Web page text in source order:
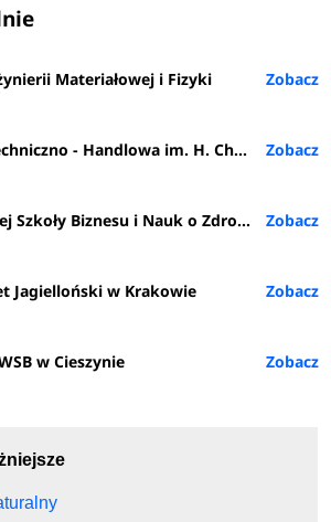
Materiałowej i Fizyki
- Handlowa im. H. Chodkowskiej w Warszawie
Biznesu i Nauk o Zdrowiu w Rybniku
Jagielloński w Krakowie
w Cieszynie